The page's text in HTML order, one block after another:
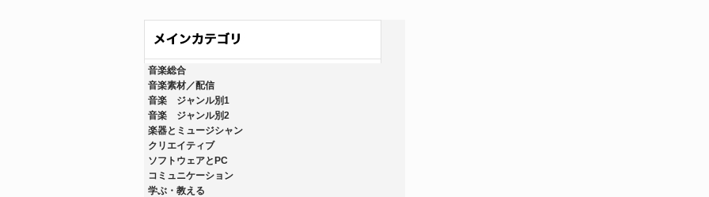
音楽総合
音楽素材／配信
音楽 ジャンル別1
音楽 ジャンル別2
楽器とミュージシャン
クリエイティブ
ソフトウェアとPC
コミュニケーション
学ぶ・教える